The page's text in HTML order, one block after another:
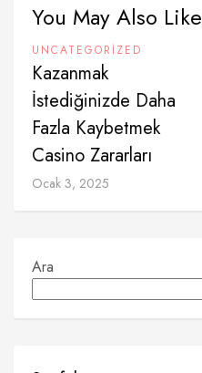
You May Also Like
UNCATEGORIZED
Kazanmak
İstediğinizde Daha
Fazla Kaybetmek
Casino Zararları
Ocak 3, 2025
Ara